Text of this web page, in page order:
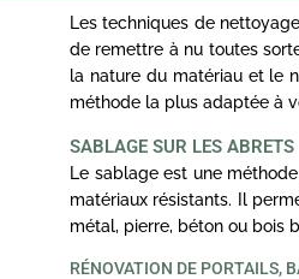
Les techniques de
de remettre à nu toutes
la nature du matériau et le
méthode la plus adaptée à
SABLAGE SUR LES ABRETS
Le sablage est une
matériaux résistants. Il
métal, pierre, béton ou bois
RÉNOVATION DE PORTAILS,